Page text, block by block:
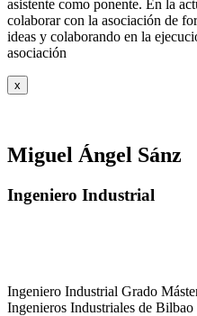
asistente como ponente. En la
colaborar con la asociación de
ideas y colaborando en la
asociación
x
Miguel Ángel Sánz
Ingeniero Industrial
Ingeniero Industrial Grado
Ingenieros Industriales de